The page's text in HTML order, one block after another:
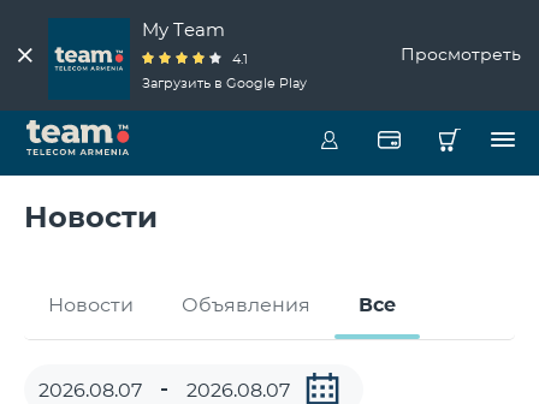
My Team
4.1
Загрузить в Google Play
Просмотреть
Новости
Новости Объявления Все